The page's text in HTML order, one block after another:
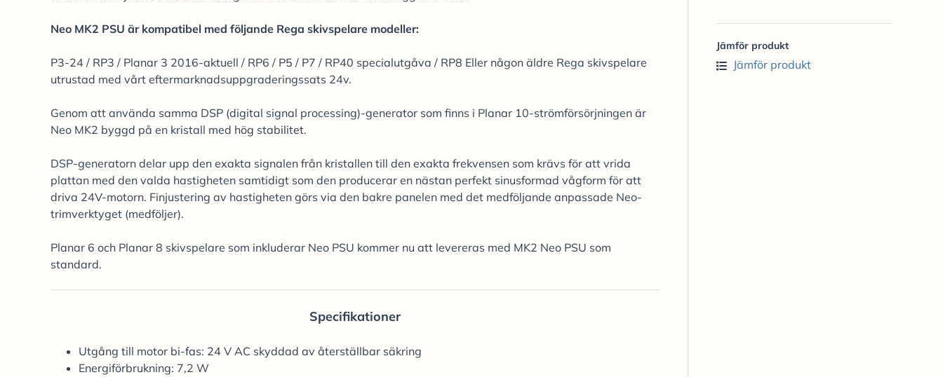
Neo MK2 PSU är kompatibel med följande Rega skivspelare modeller:
P3-24 / RP3 / Planar 3 2016-aktuell / RP6 / P5 / P7 / RP40 specialutgåva / RP8 Eller någon äldre Rega skivspelare
utrustad med vårt eftermarknadsuppgraderingssats 24v.
Genom att använda samma DSP (digital signal processing)-generator som finns i Planar 10-strömförsörjningen är
Neo MK2 byggd på en kristall med hög stabilitet.
DSP-generatorn delar upp den exakta signalen från kristallen till den exakta frekvensen som krävs för att vrida
plattan med den valda hastigheten samtidigt som den producerar en nästan perfekt sinusformad vågform för att
driva 24V-motorn. Finjustering av hastigheten görs via den bakre panelen med det medföljande anpassade Neo-
trimverktyget (medföljer).
Planar 6 och Planar 8 skivspelare som inkluderar Neo PSU kommer nu att levereras med MK2 Neo PSU som
standard.
Specifikationer
Utgång till motor bi-fas: 24 V AC skyddad av återställbar säkring
Energiförbrukning: 7,2 W
Jämför produkt
Jämför produkt